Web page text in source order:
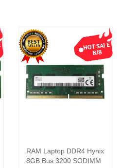
Thêm vào giỏ hàng
RAM Laptop DDR4 Hynix
8GB Bus 3200 SODIMM